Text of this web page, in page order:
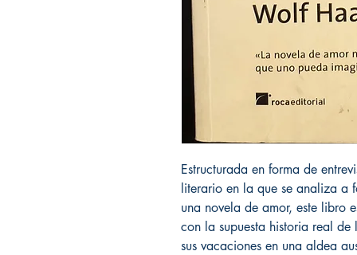
Estructurada en forma de
literario en la que se analiza a
una novela de amor, este libro
con la supuesta historia real
sus vacaciones en una aldea